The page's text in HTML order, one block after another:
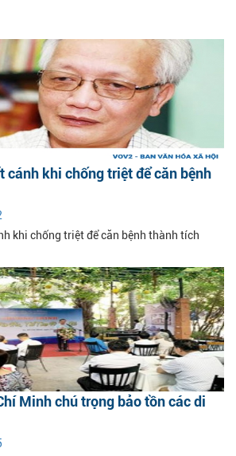
cánh khi chống triệt để căn bệnh
khi chống triệt để căn bệnh thành tích
Minh chú trọng bảo tồn các di